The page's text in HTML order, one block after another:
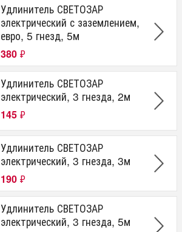
Удлинитель СВЕТОЗАР
электрический с заземлением,
евро, 5 гнезд, 5м
380 ₽
Удлинитель СВЕТОЗАР
электрический, 3 гнезда, 2м
145 ₽
Удлинитель СВЕТОЗАР
электрический, 3 гнезда, 3м
190 ₽
Удлинитель СВЕТОЗАР
электрический, 3 гнезда, 5м